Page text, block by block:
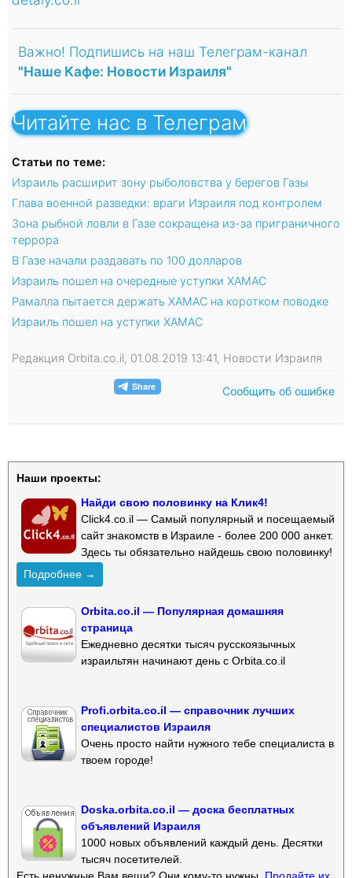
Важно! Подпишись на наш Телеграм-канал
"Наше Кафе: Новости Израиля"
Читайте нас в Телеграм
Статьи по теме:
Израиль расширит зону рыболовства у берегов Газы
Глава военной разведки: враги Израиля под контролем
Зона рыбной ловли в Газе сокращена из-за приграничного
террора
В Газе начали раздавать по 100 долларов
Израиль пошел на очередные уступки ХАМАС
Рамалла пытается держать ХАМАС на коротком поводке
Израиль пошел на уступки ХАМАС
Редакция Orbita.co.il, 01.08.2019 13:41, Новости Израиля
Сообщить об ошибке
Наши проекты:
Найди свою половинку на Клик4!
Click4.co.il — Самый популярный и посещаемый
сайт знакомств в Израиле - более 200 000 анкет.
Здесь ты обязательно найдешь свою половинку!
Подробнее →
Orbita.co.il — Популярная домашняя
страница
Ежедневно десятки тысяч русскоязычных
израильтян начинают день с Orbita.co.il
Profi.orbita.co.il — справочник лучших
специалистов Израиля
Очень просто найти нужного тебе специалиста в
твоем городе!
Doska.orbita.co.il — доска бесплатных
объявлений Израиля
1000 новых объявлений каждый день. Десятки
тысяч посетителей.